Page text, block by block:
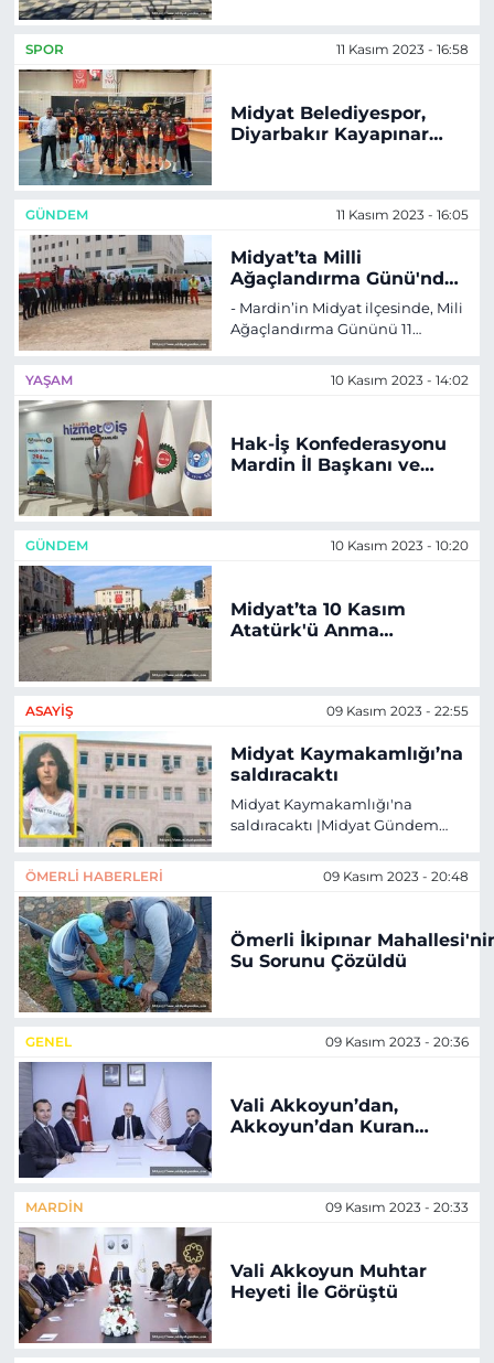
SPOR 11 Kasım 2023 - 16:58
Midyat Belediyespor,
Diyarbakır Kayapınar
GÜNDEM 11 Kasım 2023 - 16:05
Midyat’ta Milli
Ağaçlandırma Günü'nde
fidanlar toprakla buluştu
- Mardin’in Midyat ilçesinde, Mili
Ağaçlandırma Gününü 11
YAŞAM 10 Kasım 2023 - 14:02
Hak-İş Konfederasyonu
Mardin İl Başkanı ve
GÜNDEM 10 Kasım 2023 - 10:20
Midyat’ta 10 Kasım
Atatürk'ü Anma
ASAYIŞ 09 Kasım 2023 - 22:55
Midyat Kaymakamlığı’na
saldıracaktı
Midyat Kaymakamlığı'na
saldıracaktı |Midyat Gündem
ÖMERLI HABERLERI 09 Kasım 2023 - 20:48
Ömerli İkipınar
Su Sorunu Çözüldü
GENEL 09 Kasım 2023 - 20:36
Vali Akkoyun’dan,
Akkoyun’dan Kuran
MARDIN 09 Kasım 2023 - 20:33
Vali Akkoyun Muhtar
Heyeti İle Görüştü